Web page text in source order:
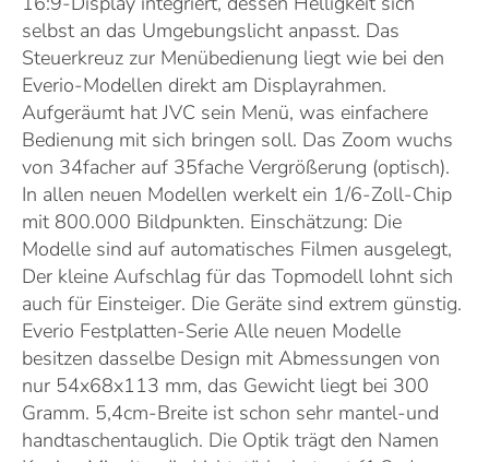
selbst an das Umgebungslicht anpasst. Das
Steuerkreuz zur Menübedienung liegt wie bei den
Everio-Modellen direkt am Displayrahmen.
Aufgeräumt hat JVC sein Menü, was einfachere
Bedienung mit sich bringen soll. Das Zoom wuchs
von 34facher auf 35fache Vergrößerung (optisch).
In allen neuen Modellen werkelt ein 1/6-Zoll-Chip
mit 800.000 Bildpunkten. Einschätzung: Die
Modelle sind auf automatisches Filmen ausgelegt,
Der kleine Aufschlag für das Topmodell lohnt sich
auch für Einsteiger. Die Geräte sind extrem günstig.
Everio Festplatten-Serie Alle neuen Modelle
besitzen dasselbe Design mit Abmessungen von
nur 54x68x113 mm, das Gewicht liegt bei 300
Gramm. 5,4cm-Breite ist schon sehr mantel-und
handtaschentauglich. Die Optik trägt den Namen